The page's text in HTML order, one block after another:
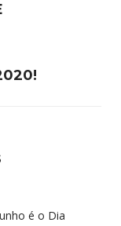
é o Dia